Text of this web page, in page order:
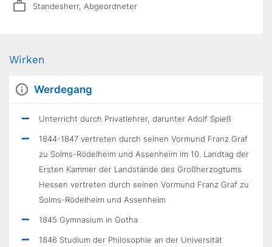
Standesherr, Abgeordneter
Wirken
Werdegang
Unterricht durch Privatlehrer, darunter Adolf Spieß
1844-1847 vertreten durch seinen Vormund Franz Graf
zu Solms-Rödelheim und Assenheim im 10. Landtag der
Ersten Kammer der Landstände des Großherzogtums
Hessen vertreten durch seinen Vormund Franz Graf zu
Solms-Rödelheim und Assenheim
1845 Gymnasium in Gotha
1846 Studium der Philosophie an der Universität